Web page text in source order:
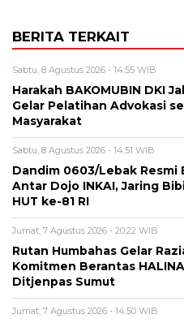
BERITA TERKAIT
Sabtu, 8 Agustus 2026 - 14:55 WIB
Harakah BAKOMUBIN DKI
Gelar Pelatihan Advokasi
Masyarakat
Sabtu, 8 Agustus 2026 - 14:51 WIB
Dandim 0603/Lebak Resmi
Antar Dojo INKAI, Jaring
HUT ke-81 RI
Jumat, 7 Agustus 2026 - 20:22 WIB
Rutan Humbahas Gelar
Komitmen Berantas
Ditjenpas Sumut
Jumat, 7 Agustus 2026 - 14:50 WIB